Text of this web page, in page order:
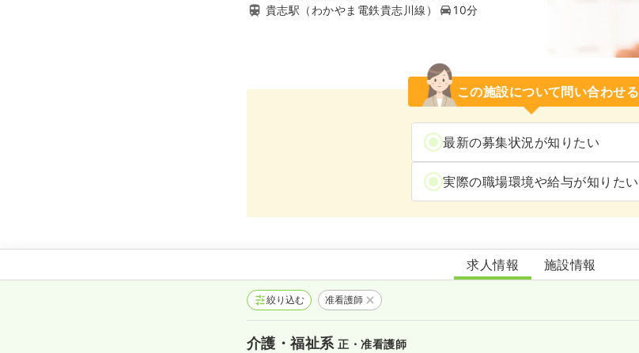
貴志駅（わかやま電鉄貴志川線）
10分
この施設について問い合わせる
最新の募集状況が知りたい
実際の職場環境や給与が知りたい
デイサービスセンターたかお
求人情報 施設情報
絞り込む 准看護師
介護・福祉系正・准看護師